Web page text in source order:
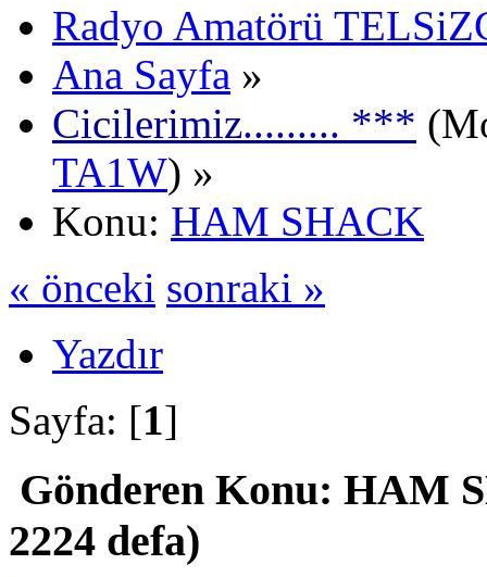
Radyo Amatörü
Ana Sayfa »
Cicilerimiz......... ***
TA1W) »
Konu: HAM SHACK
« önceki sonraki »
Yazdır
Sayfa: [1]
Gönderen Konu: HAM
2224 defa)